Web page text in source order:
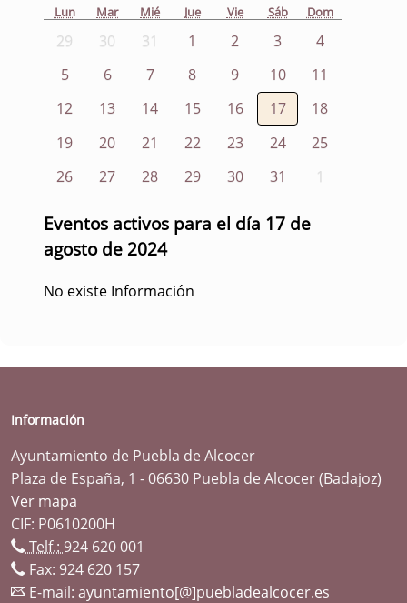
Lun Mar Mié Jue Vie Sáb Dom
29 30 31 1 2 3
4
5
6 7 8 9 10
11
12
13 14 15 16 17
18
19
20 21 22 23 24
25
26
27 28 29 30 31 1
Eventos activos para el día 17 de
agosto de 2024
No existe Información
Información
Ayuntamiento de Puebla de Alcocer
Plaza de España, 1 - 06630 Puebla de Alcocer (Badajoz)
Ver mapa
CIF: P0610200H
Telf.: 924 620 001
Fax: 924 620 157
E-mail: ayuntamiento[@]puebladealcocer.es